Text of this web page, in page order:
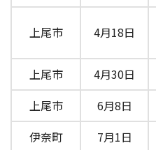
上尾市 4月18日
上尾市
4月30日
上尾市
6月8日
伊奈町
7月1日